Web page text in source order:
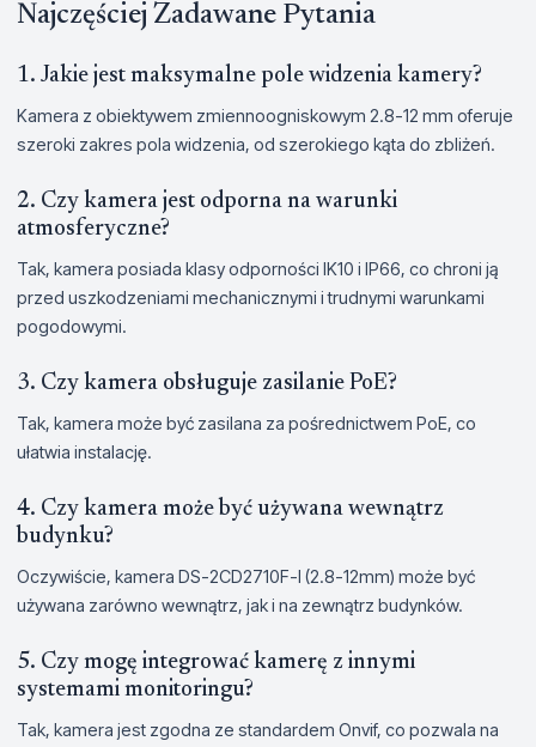
Najczęściej Zadawane Pytania
1. Jakie jest maksymalne pole widzenia kamery?
Kamera z obiektywem zmiennoogniskowym 2.8-12 mm oferuje
szeroki zakres pola widzenia, od szerokiego kąta do zbliżeń.
2. Czy kamera jest odporna na warunki
atmosferyczne?
Tak, kamera posiada klasy odporności IK10 i IP66, co chroni ją
przed uszkodzeniami mechanicznymi i trudnymi warunkami
pogodowymi.
3. Czy kamera obsługuje zasilanie PoE?
Tak, kamera może być zasilana za pośrednictwem PoE, co
ułatwia instalację.
4. Czy kamera może być używana wewnątrz
budynku?
Oczywiście, kamera DS-2CD2710F-I (2.8-12mm) może być
używana zarówno wewnątrz, jak i na zewnątrz budynków.
5. Czy mogę integrować kamerę z innymi
systemami monitoringu?
Tak, kamera jest zgodna ze standardem Onvif, co pozwala na